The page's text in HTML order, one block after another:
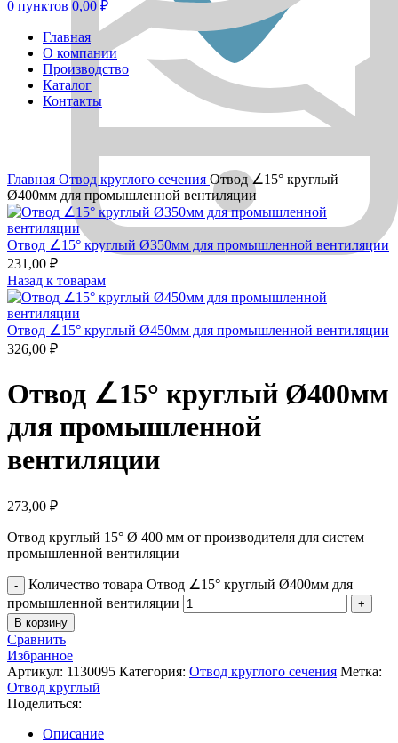
0 пунктов 0,00 ₽
Главная
О компании
Производство
Каталог
Контакты
Главная Отвод круглого сечения Отвод ∠15° круглый
Ø400мм для промышленной вентиляции
Отвод ∠15° круглый Ø350мм для промышленной вентиляции
231,00 ₽
Назад к товарам
Отвод ∠15° круглый Ø450мм для промышленной вентиляции
326,00 ₽
Отвод ∠15° круглый Ø400мм
для промышленной
вентиляции
273,00 ₽
Отвод круглый 15° Ø 400 мм от производителя для систем
промышленной вентиляции
Количество товара Отвод ∠15° круглый Ø400мм для
промышленной вентиляции
В корзину
Сравнить
Избранное
Артикул: 1130095 Категория: Отвод круглого сечения Метка:
Отвод круглый
Поделиться:
Описание